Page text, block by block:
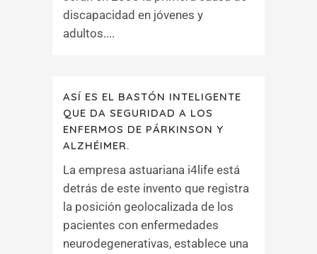
discapacidad en jóvenes y
adultos....
ASÍ ES EL BASTÓN INTELIGENTE
QUE DA SEGURIDAD A LOS
ENFERMOS DE PÁRKINSON Y
ALZHÉIMER.
La empresa astuariana i4life está
detrás de este invento que registra
la posición geolocalizada de los
pacientes con enfermedades
neurodegenerativas, establece una